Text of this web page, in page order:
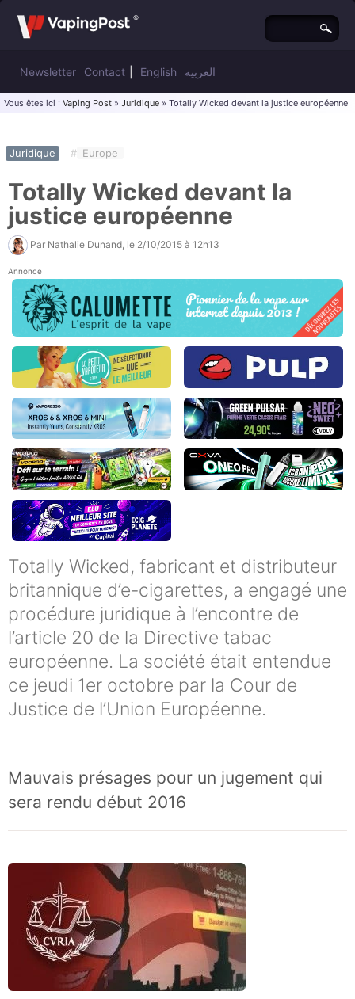
Newsletter Contact English العربية
Vous êtes ici : Vaping Post » Juridique » Totally Wicked devant la justice européenne
Juridique # Europe
Totally Wicked devant la
justice européenne
Par Nathalie Dunand , le 2/10/2015 à 12h13
Annonce
Totally Wicked, fabricant et distributeur
britannique d’e-cigarettes, a engagé une
procédure juridique à l’encontre de
l’article 20 de la Directive tabac
européenne. La société était entendue
ce jeudi 1er octobre par la Cour de
Justice de l’Union Européenne.
Mauvais présages pour un jugement qui
sera rendu début 2016